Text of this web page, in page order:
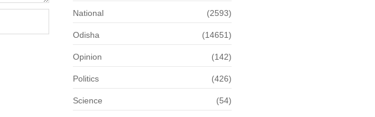
National (2593)
Odisha (14651)
Opinion (142)
Politics (426)
Science (54)